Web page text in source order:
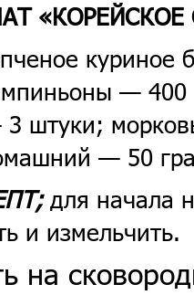
«КОРЕЙСКОЕ
—
штуки;
— 50
для начала
и измельчить.
на